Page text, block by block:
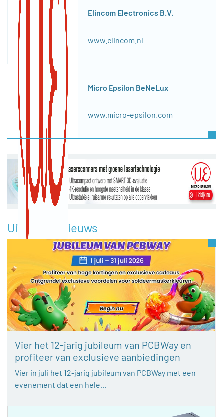
Elincom Electronics B.V.
www.elincom.nl
Micro Epsilon BeNeLux
www.micro-epsilon.com
Uitgelicht nieuws
Vier het 12-jarig jubileum van PCBWay en
profiteer van exclusieve aanbiedingen
Vier in juli het 12-jarig jubileum van PCBWay met een
evenement dat een hele…